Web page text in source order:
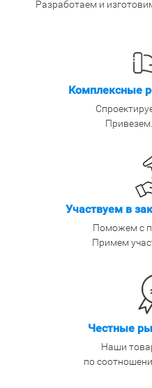
Разработаем и
Комплексные
Участвуем в
Поможем с
Примем
Честные
Наши
по